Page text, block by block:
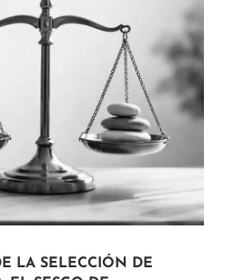
LA SELECCIÓN DE